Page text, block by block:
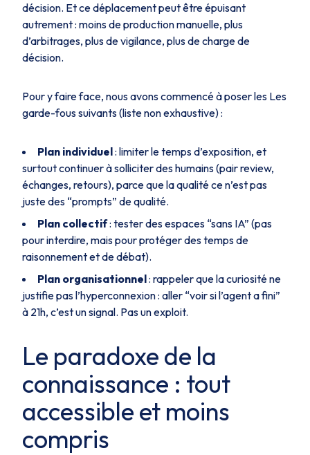
décision. Et ce déplacement peut être épuisant
autrement : moins de production manuelle, plus
d’arbitrages, plus de vigilance, plus de charge de
décision.
Pour y faire face, nous avons commencé à poser les Les
garde-fous suivants (liste non exhaustive) :
Plan individuel: limiter le temps d’exposition, et
surtout continuer à solliciter des humains (pair review,
échanges, retours), parce que la qualité ce n’est pas
juste des “prompts” de qualité.
Plan collectif: tester des espaces “sans IA” (pas
pour interdire, mais pour protéger des temps de
raisonnement et de débat).
Plan organisationnel: rappeler que la curiosité ne
justifie pas l’hyperconnexion : aller “voir si l’agent a fini”
à 21h, c’est un signal. Pas un exploit.
Le paradoxe de la
connaissance : tout
accessible et moins
compris